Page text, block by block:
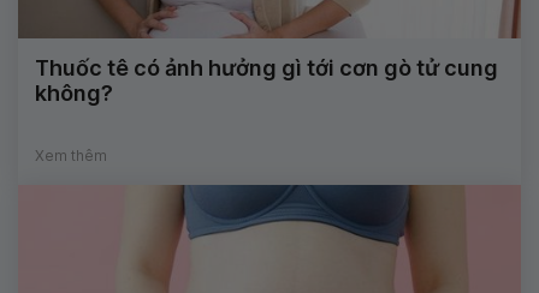
Thuốc tê có ảnh hưởng gì tới cơn gò tử cung
không?
Xem thêm